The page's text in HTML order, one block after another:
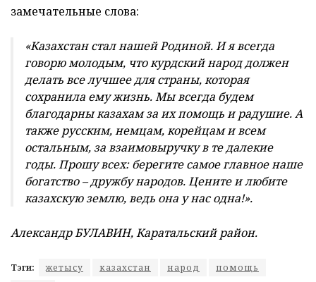
замечательные слова:
«Казахстан стал нашей Родиной. И я всегда
говорю молодым, что курдский народ должен
делать все лучшее для страны, которая
сохранила ему жизнь. Мы всегда будем
благодарны казахам за их помощь и радушие. А
также русским, немцам, корейцам и всем
остальным, за взаимовыручку в те далекие
годы. Прошу всех: берегите самое главное наше
богатство – дружбу народов. Цените и любите
казахскую землю, ведь она у нас одна!».
Александр БУЛАВИН, Каратальский район.
Тэги: жетысу казахстан народ
помощь